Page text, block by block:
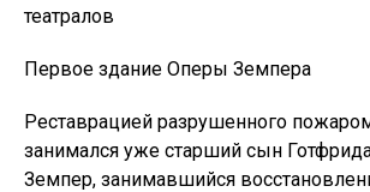
театралов
Первое здание Оперы Земпера
Реставрацией разрушенного
занимался уже старший сын
Земпер, занимавшийся